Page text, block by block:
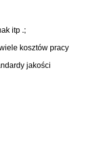
itp .;
kosztów pracy
jakości